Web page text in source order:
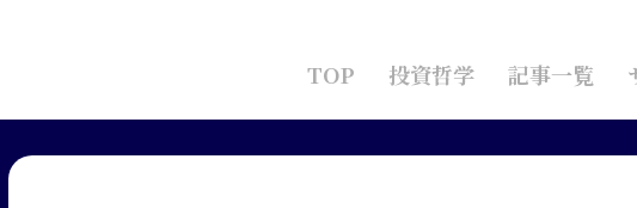
TOP 投資哲学 記事一覧
は年初来高値を更新！大型割安株の特性を利用してゆっくり着実にお金持ちにな